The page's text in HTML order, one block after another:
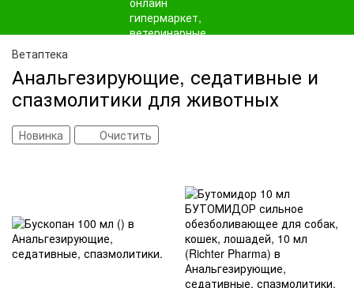
Ветаптека
Анальгезирующие, седативные и
спазмолитики для животных
Новинка Очистить